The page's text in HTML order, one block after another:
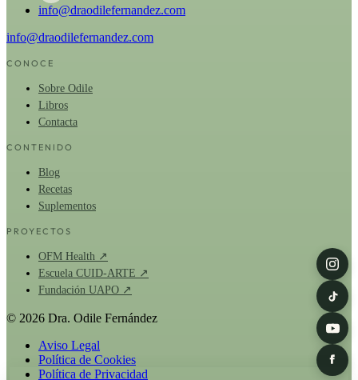
info@draodilefernandez.com
info@draodilefernandez.com
CONOCE
Sobre Odile
Libros
Contacta
CONTENIDO
Blog
Recetas
Suplementos
PROYECTOS
OFM Health ↗
Escuela CUID-ARTE ↗
Fundación UAPO ↗
© 2026 Dra. Odile Fernández
Aviso Legal
Política de Cookies
Política de Privacidad